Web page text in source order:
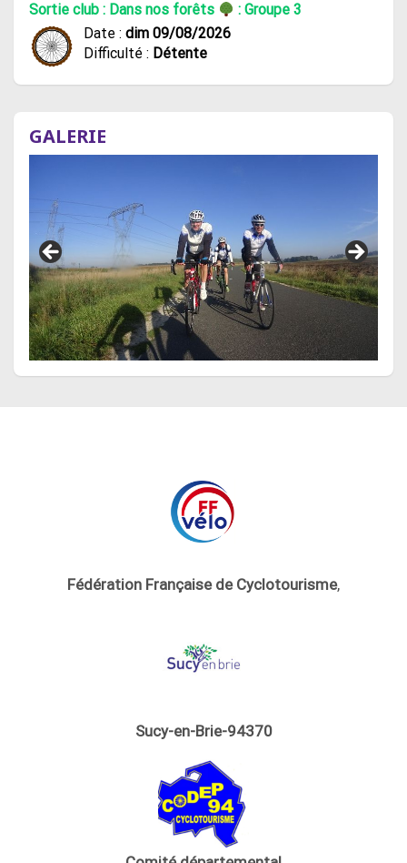
Sortie club : Dans nos forêts
: Groupe 3
Date : dim 09/08/2026
Difficulté : Détente
GALERIE
Fédération Française de Cyclotourisme,
Sucy-en-Brie-94370